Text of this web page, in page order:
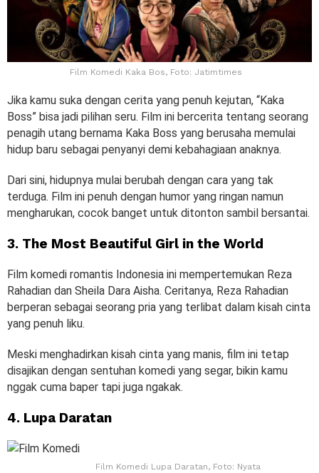
Film Komedi Kaka Bos, Foto: Jatimtimes
Jika kamu suka dengan cerita yang penuh kejutan, “Kaka
Boss” bisa jadi pilihan seru. Film ini bercerita tentang seorang
penagih utang bernama Kaka Boss yang berusaha memulai
hidup baru sebagai penyanyi demi kebahagiaan anaknya.
Dari sini, hidupnya mulai berubah dengan cara yang tak
terduga. Film ini penuh dengan humor yang ringan namun
mengharukan, cocok banget untuk ditonton sambil bersantai.
3. The Most Beautiful Girl in the World
Film komedi romantis Indonesia ini mempertemukan Reza
Rahadian dan Sheila Dara Aisha. Ceritanya, Reza Rahadian
berperan sebagai seorang pria yang terlibat dalam kisah cinta
yang penuh liku.
Meski menghadirkan kisah cinta yang manis, film ini tetap
disajikan dengan sentuhan komedi yang segar, bikin kamu
nggak cuma baper tapi juga ngakak.
4. Lupa Daratan
Film Komedi Lupa Daratan, Foto: Nyata